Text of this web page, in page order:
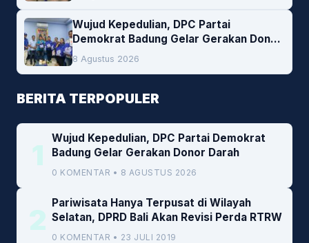
Wujud Kepedulian, DPC Partai
Demokrat Badung Gelar Gerakan Donor
Darah
8 Agustus 2026
BERITA TERPOPULER
1
Wujud Kepedulian, DPC Partai Demokrat
Badung Gelar Gerakan Donor Darah
0 KOMENTAR • 8 AGUSTUS 2026
2
Pariwisata Hanya Terpusat di Wilayah
Selatan, DPRD Bali Akan Revisi Perda RTRW
0 KOMENTAR • 23 JULI 2019